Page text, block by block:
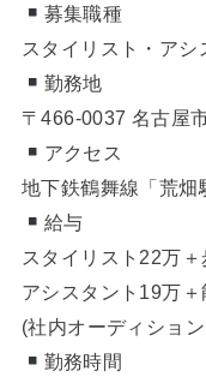
募集職種
スタイリスト・アシ
勤務地
〒466-0037 名古屋
アクセス
地下鉄鶴舞線「荒
給与
スタイリスト22万
アシスタント19万
(社内オーディショ
勤務時間